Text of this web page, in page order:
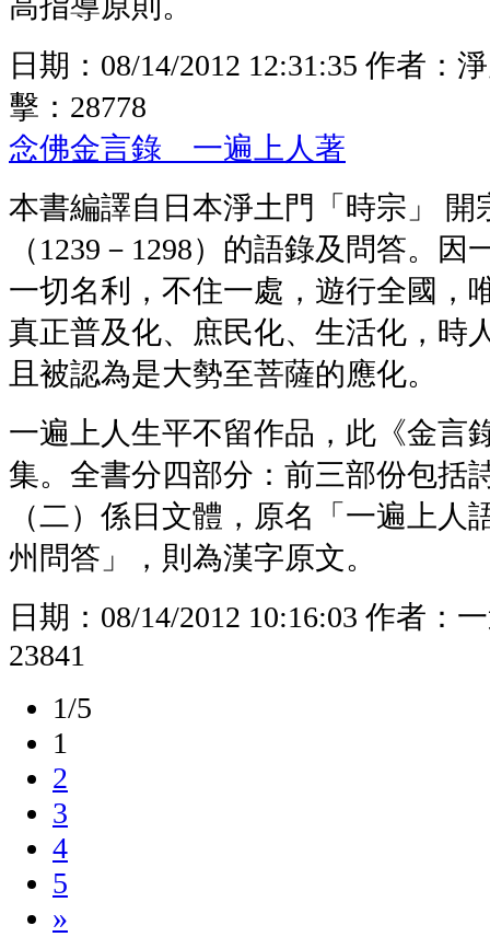
日期： 08/14/2012 12:31:35 作者：
擊： 28778
念佛金言錄 一遍上人著
本書編譯自日本淨土門「時宗」 開
（1239－1298）的語錄及問答。因
一切名利，不住一處，遊行全國，
真正普及化、庶民化、生活化，時
且被認為是大勢至菩薩的應化。
一遍上人生平不留作品，此《金言
集。全書分四部分：前三部份包括
（二）係日文體，原名「一遍上人
州問答」，則為漢字原文。
日期： 08/14/2012 10:16:03 作者：
23841
1/5
1
2
3
4
5
»